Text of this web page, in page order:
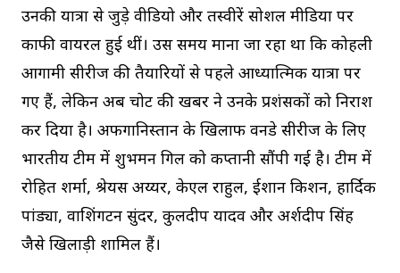
उनकी यात्रा से जुड़े वीडियो और तस्वीरें सोशल मीडिया पर
काफी वायरल हुई थीं। उस समय माना जा रहा था कि कोहली
आगामी सीरीज की तैयारियों से पहले आध्यात्मिक यात्रा पर
गए हैं, लेकिन अब चोट की खबर ने उनके प्रशंसकों को निराश
कर दिया है। अफगानिस्तान के खिलाफ वनडे सीरीज के लिए
भारतीय टीम में शुभमन गिल को कप्तानी सौंपी गई है। टीम में
रोहित शर्मा, श्रेयस अय्यर, केएल राहुल, ईशान किशन, हार्दिक
पांड्या, वाशिंगटन सुंदर, कुलदीप यादव और अर्शदीप सिंह
जैसे खिलाड़ी शामिल हैं।